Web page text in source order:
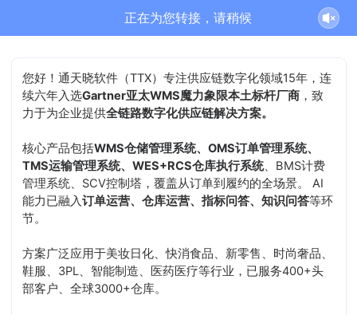
正在为您转接，请稍候
您好！通天晓软件（TTX）专注供应链数字化领域15年，连
续六年入选Gartner亚太WMS魔力象限本土标杆厂商 ，致
力于为企业提供全链路数字化供应链解决方案。
核心产品包括WMS仓储管理系统、OMS订单管理系统、
TMS运输管理系统、WES+RCS仓库执行系统、BMS计费
管理系统、SCV控制塔，覆盖从订单到履约的全场景。 AI
能力已融入订单运营、仓库运营、指标问答、知识问答等环
节。
方案广泛应用于美妆日化、快消食品、新零售、时尚奢品、
鞋服、3PL、智能制造、医药医疗等行业，已服务400+头
部客户、全球3000+仓库。